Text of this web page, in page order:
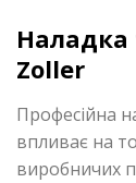
Наладка
Zoller
Професійна
впливає на
виробничих